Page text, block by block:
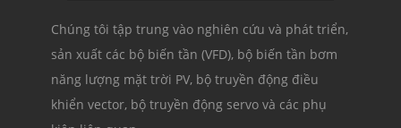
Chúng tôi tập trung vào nghiên cứu và phát triển,
sản xuất các bộ biến tần (VFD), bộ biến tần bơm
năng lượng mặt trời PV, bộ truyền động điều
khiển vector, bộ truyền động servo và các phụ